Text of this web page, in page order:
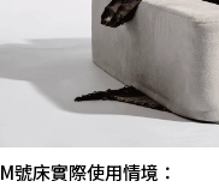
M號床實際使用情境：